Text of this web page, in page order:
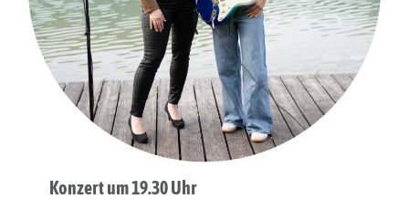
Konzert um 19.30 Uhr